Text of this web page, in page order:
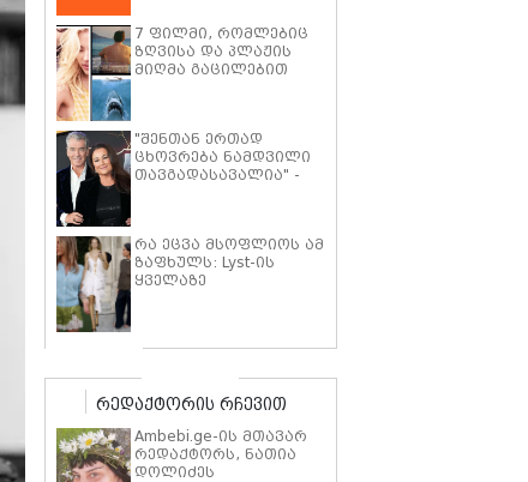
7 ფილმი, რომლებიც
ზღვისა და პლაჟის
მიღმა გაცილებით
"შენთან ერთად
ცხოვრება ნამდვილი
თავგადასავალია" -
ემოციური სიტყვებით
ულოცავს
რა ეცვა მსოფლიოს ამ
ზაფხულს: Lyst-ის
ყველაზე
რედაქტორის რჩევით
Ambebi.ge-ის მთავარ
რედაქტორს, ნათია
დოლიძეს